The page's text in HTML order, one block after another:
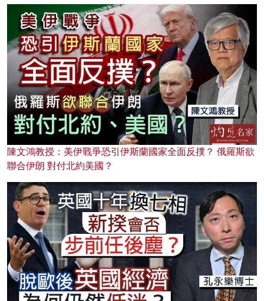
陳文鴻教授：美伊戰爭恐引伊斯蘭國家全面反撲？ 俄羅斯欲
聯合伊朗 對付北約美國？